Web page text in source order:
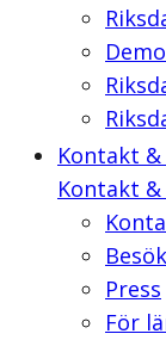
Kontakt
Kontakt
Press
För